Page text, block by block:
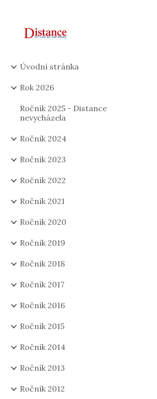
Úvodní stránka
Rok 2026
Ročník 2025 - Distance
nevycházela
Ročník 2024
Ročník 2023
Ročník 2022
Ročník 2021
Ročník 2020
Ročník 2019
Ročník 2018
Ročník 2017
Ročník 2016
Ročník 2015
Ročník 2014
Ročník 2013
Ročník 2012